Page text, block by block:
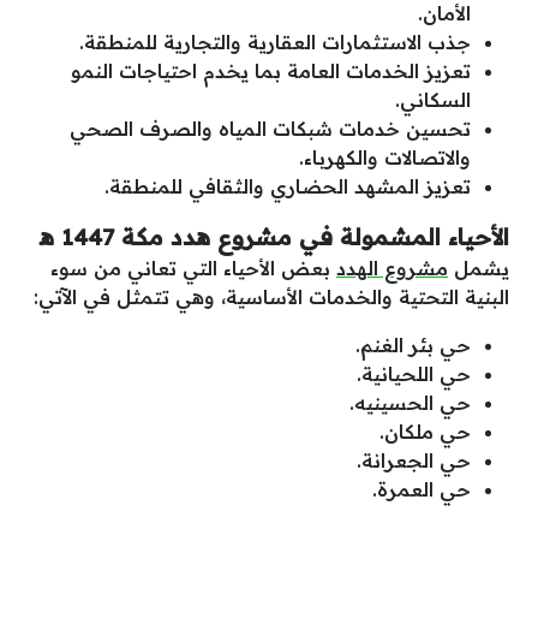
الأمان.
جذب الاستثمارات العقارية والتجارية للمنطقة.
تعزيز الخدمات العامة بما يخدم احتياجات النمو
السكاني.
تحسين خدمات شبكات المياه والصرف الصحي
والاتصالات والكهرباء.
تعزيز المشهد الحضاري والثقافي للمنطقة.
الأحياء المشمولة في مشروع هدد مكة 1447 ه‍
يشمل مشروع الهدد بعض الأحياء التي تعاني من سوء
البنية التحتية والخدمات الأساسية، وهي تتمثل في الآتي:
حي بئر الغنم.
حي اللحيانية.
حي الحسينيه.
حي ملكان.
حي الجعرانة.
حي العمرة.